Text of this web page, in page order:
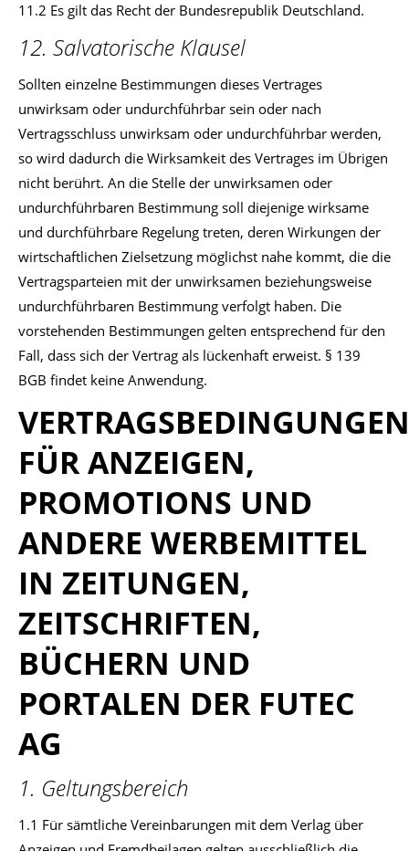
11.2 Es gilt das Recht der Bundesrepublik Deutschland.
12. Salvatorische Klausel
Sollten einzelne Bestimmungen dieses Vertrages
unwirksam oder undurchführbar sein oder nach
Vertragsschluss unwirksam oder undurchführbar werden,
so wird dadurch die Wirksamkeit des Vertrages im Übrigen
nicht berührt. An die Stelle der unwirksamen oder
undurchführbaren Bestimmung soll diejenige wirksame
und durchführbare Regelung treten, deren Wirkungen der
wirtschaftlichen Zielsetzung möglichst nahe kommt, die die
Vertragsparteien mit der unwirksamen beziehungsweise
undurchführbaren Bestimmung verfolgt haben. Die
vorstehenden Bestimmungen gelten entsprechend für den
Fall, dass sich der Vertrag als lückenhaft erweist. § 139
BGB findet keine Anwendung.
VERTRAGSBEDINGUNGEN
FÜR ANZEIGEN,
PROMOTIONS UND
ANDERE WERBEMITTEL
IN ZEITUNGEN,
ZEITSCHRIFTEN,
BÜCHERN UND
PORTALEN DER FUTEC
AG
1. Geltungsbereich
1.1 Für sämtliche Vereinbarungen mit dem Verlag über